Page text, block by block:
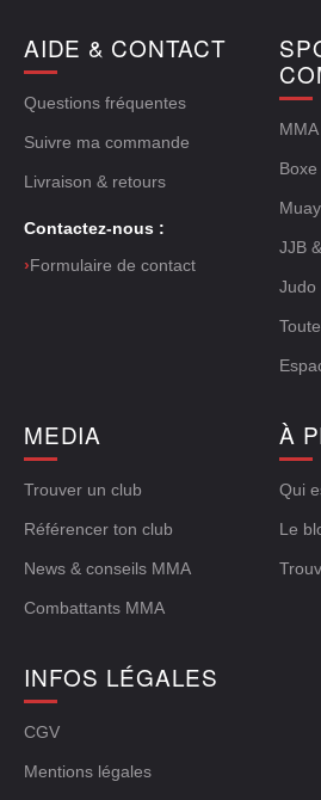
AIDE & CONTACT
Questions fréquentes
Suivre ma commande
Livraison & retours
Contactez-nous :
›Formulaire de contact
MMA
JJB
Judo
MEDIA
Trouver un club
Référencer ton club
News & conseils MMA
Combattants MMA
À
Qui
Le
INFOS LÉGALES
CGV
Mentions légales